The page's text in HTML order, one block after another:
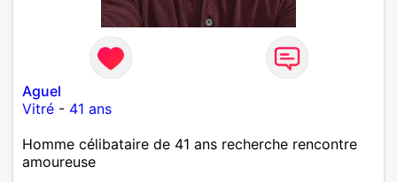
Aguel
Vitré - 41 ans
Homme célibataire de 41 ans recherche rencontre
amoureuse